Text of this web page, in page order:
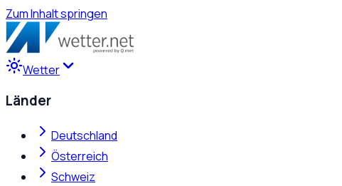
Zum Inhalt springen
Wetter
Länder
Deutschland
Österreich
Schweiz